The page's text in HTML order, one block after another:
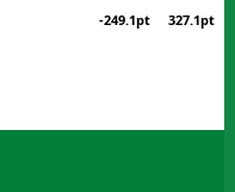
-249.1pt 327.1pt